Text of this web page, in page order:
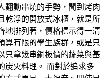
翻動串燒的手勢，聞到烤肉
乾淨的開放式冰櫃，就是所
地排列著，價格標示得一清
算有限的學生族群，或是只
只拿幾串銅板價的蔬菜與基
炭火料理。 而對於追求多